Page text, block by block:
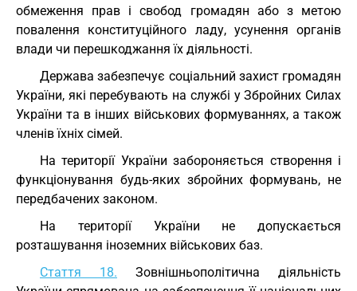
обмеження прав і свобод громадян або з метою
повалення конституційного ладу, усунення органів
влади чи перешкоджання їх діяльності.
Держава забезпечує соціальний захист громадян
України, які перебувають на службі у Збройних Силах
України та в інших військових формуваннях, а також
членів їхніх сімей.
На території України забороняється створення і
функціонування будь-яких збройних формувань, не
передбачених законом.
На території України не допускається
розташування іноземних військових баз.
Стаття 18. Зовнішньополітична діяльність